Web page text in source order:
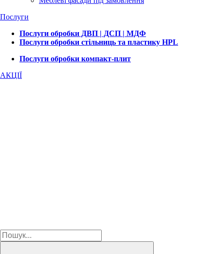
Послуги
Послуги обробки ДВП | ДСП | МДФ
Послуги обробки стільниць та пластику HPL
Послуги обробки компакт-плит
АКЦІЇ